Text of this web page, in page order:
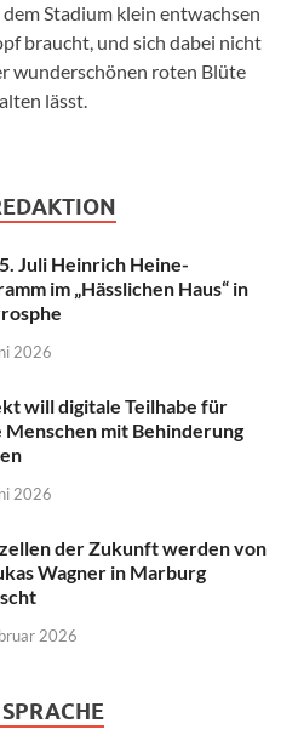
Stadium klein entwachsen
braucht, und sich dabei nicht
wunderschönen roten Blüte
lässt.
Juli Heinrich Heine-
im „Hässlichen Haus“ in
2026
will digitale Teilhabe für
Menschen mit Behinderung
2026
der Zukunft werden von
Wagner in Marburg
2026